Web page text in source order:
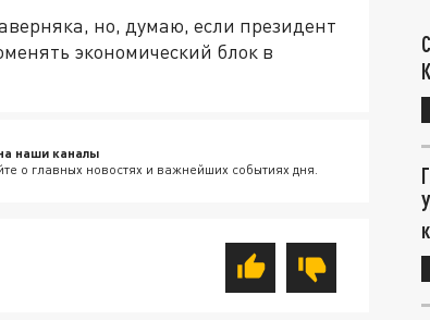
но, думаю, если президент
экономический блок в
наши каналы
о главных новостях и важнейших событиях дня.